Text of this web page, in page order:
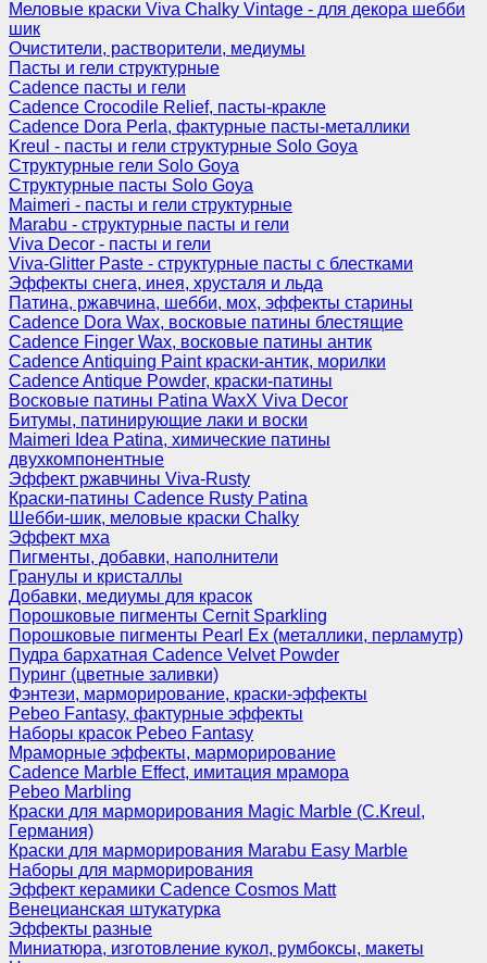
Меловые краски Viva Chalky Vintage - для декора шебби
шик
Очистители, растворители, медиумы
Пасты и гели структурные
Cadence пасты и гели
Cadence Crocodile Relief, пасты-кракле
Cadence Dora Perla, фактурные пасты-металлики
Kreul - пасты и гели структурные Solo Goya
Структурные гели Solo Goya
Структурные пасты Solo Goya
Maimeri - пасты и гели структурные
Marabu - структурные пасты и гели
Viva Decor - пасты и гели
Viva-Glitter Paste - структурные пасты с блестками
Эффекты снега, инея, хрусталя и льда
Патина, ржавчина, шебби, мох, эффекты старины
Cadence Dora Wax, восковые патины блестящие
Cadence Finger Wax, восковые патины антик
Сadence Antiquing Paint краски-антик, морилки
Cadence Antique Powder, краски-патины
Восковые патины Patina WaxX Viva Decor
Битумы, патинирующие лаки и воски
Maimeri Idea Patina, химические патины
двухкомпонентные
Эффект ржавчины Viva-Rusty
Краски-патины Cadence Rusty Patina
Шебби-шик, меловые краски Chalky
Эффект мха
Пигменты, добавки, наполнители
Гранулы и кристаллы
Добавки, медиумы для красок
Порошковые пигменты Cernit Sparkling
Порошковые пигменты Pearl Ex (металлики, перламутр)
Пудра бархатная Cadence Velvet Powder
Пуринг (цветные заливки)
Фэнтези, марморирование, краски-эффекты
Pebeo Fantasy, фактурные эффекты
Наборы красок Pebeo Fantasy
Мраморные эффекты, марморирование
Cadence Marble Effect, имитация мрамора
Pebeo Marbling
Краски для марморирования Magic Marble (C.Kreul,
Германия)
Краски для марморирования Marabu Easy Marble
Наборы для марморирования
Эффект керамики Cadence Cosmos Matt
Венецианская штукатурка
Эффекты разные
Миниатюра, изготовление кукол, румбоксы, макеты